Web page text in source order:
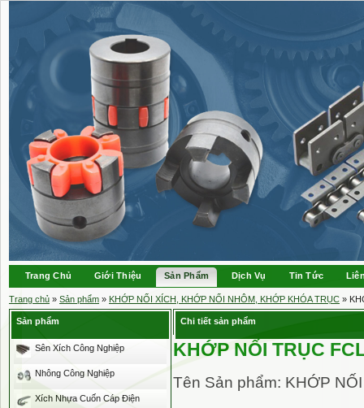
Trang Chủ Giới Thiệu Sản Phẩm Dịch Vụ Tin Tức
Trang chủ » Sản phẩm » KHỚP NỐI XÍCH, KHỚP NỐI NHÔM, KHỚP KHÓA TRỤC »
Chi tiết sản phẩm
KHỚP NỐI TRỤC
Tên Sản phẩm: KHỚP
Sản phẩm
Sên Xích Công Nghiệp
Nhông Công Nghiệp
Xích Nhựa Cuốn Cáp Điện